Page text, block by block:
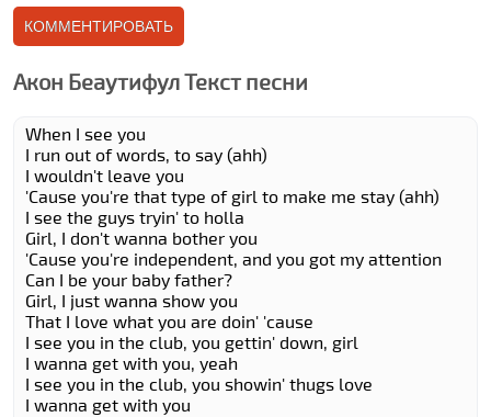
Акон Беаутифул Текст песни
When I see you
I run out of words, to say (ahh)
I wouldn't leave you
'Cause you're that type of girl to make me stay (ahh)
I see the guys tryin' to holla
Girl, I don't wanna bother you
'Cause you're independent, and you got my attention
Can I be your baby father?
Girl, I just wanna show you
That I love what you are doin' 'cause
I see you in the club, you gettin' down, girl
I wanna get with you, yeah
I see you in the club, you showin' thugs love
I wanna get with you